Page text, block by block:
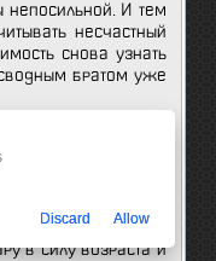
непосильной. И тем
несчастный
снова узнать
братом уже
бы, что они
Их отношения уже
И если Рен не
в силу возраста и
Discard Allow